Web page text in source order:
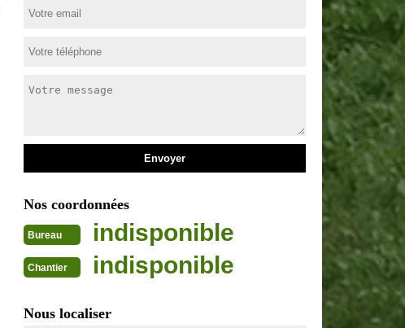
Nos coordonnées
Bureau indisponible
Chantier indisponible
Nous localiser